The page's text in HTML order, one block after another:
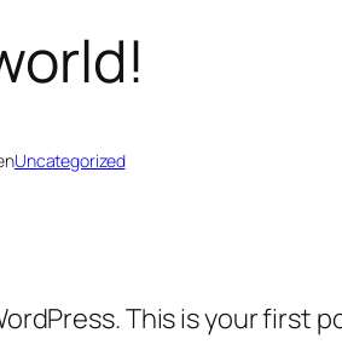
Uncategorized
This is your first